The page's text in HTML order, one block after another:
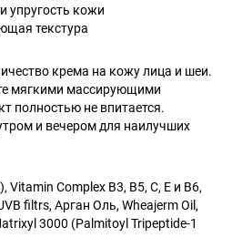
упругость кожи
текстура
крема на кожу лица и шеи.
мягкими массирующими
полностью не впитается.
и вечером для наилучших
Complex B3, B5, C, E и B6,
filtrs, Арган Оль, Wheajerm Oil,
3000 (Palmitoyl Tripeptide-1